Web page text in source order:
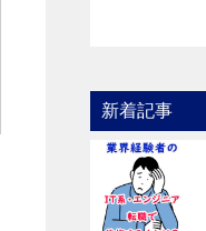
新着記事